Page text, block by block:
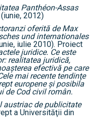
Panthéon-Assas
2012)
oferită de Max
und internationales
iulie 2010). Proiect
juridice. Ce este
realitatea juridică,
efectivă pe care
mai recente tendinţe
europene şi posibila
de Cod civil român.
austriac de publicitate
a Universităţii din